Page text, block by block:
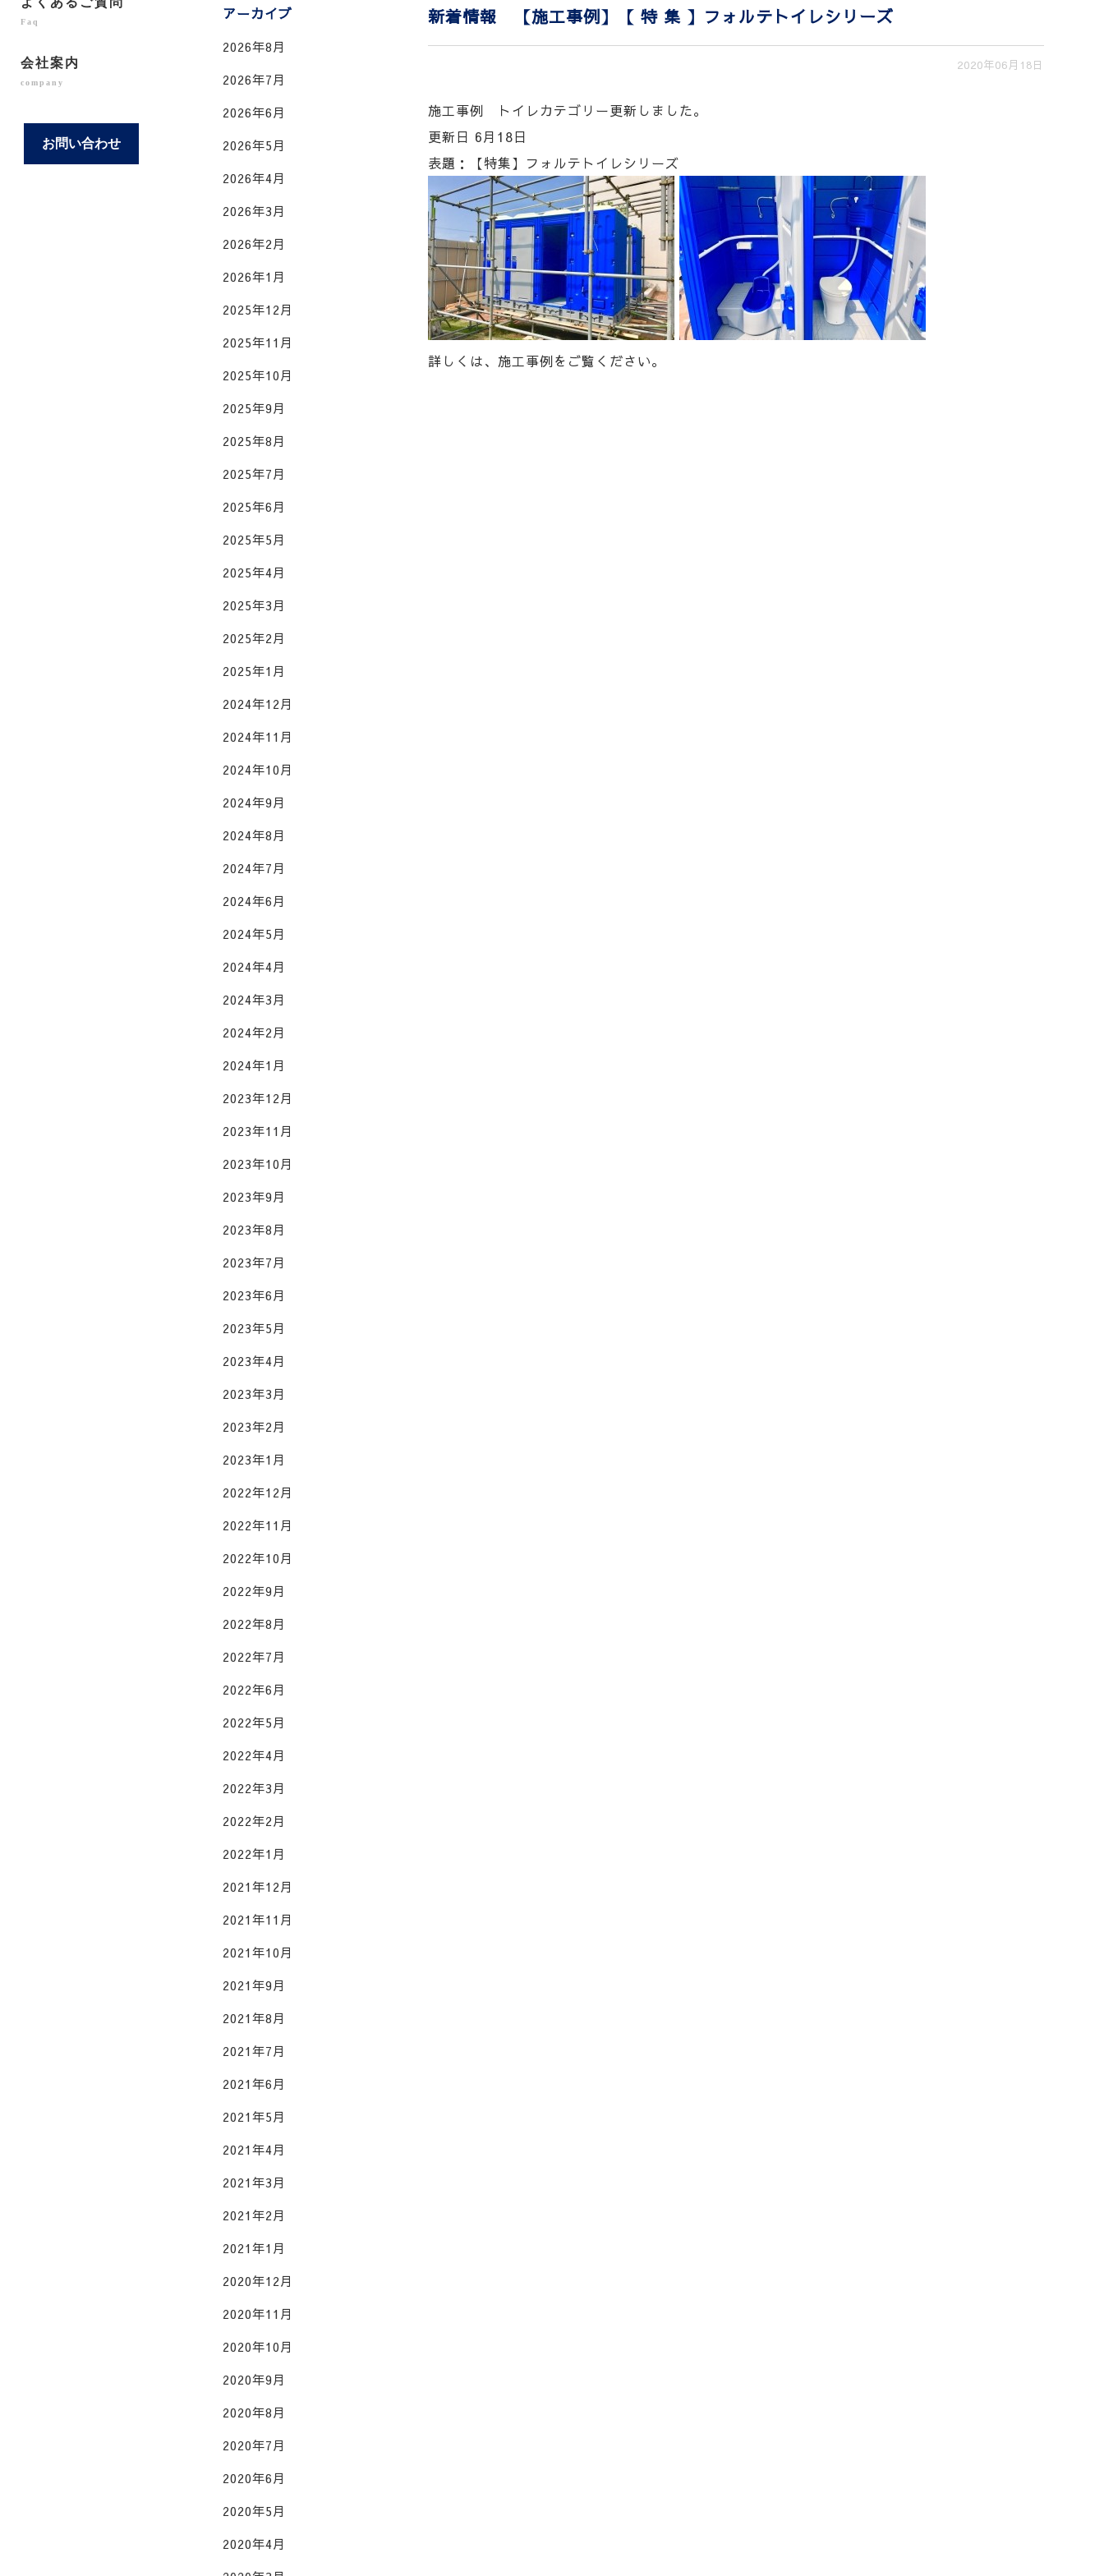
Faq
会社案内
company
お問い合わせ
アーカイブ
2026年8月
2026年7月
2026年6月
2026年5月
2026年4月
2026年3月
2026年2月
2026年1月
2025年12月
2025年11月
2025年10月
2025年9月
2025年8月
2025年7月
2025年6月
2025年5月
2025年4月
2025年3月
2025年2月
2025年1月
2024年12月
2024年11月
2024年10月
2024年9月
2024年8月
2024年7月
2024年6月
2024年5月
2024年4月
2024年3月
2024年2月
2024年1月
2023年12月
2023年11月
2023年10月
2023年9月
2023年8月
2023年7月
2023年6月
2023年5月
2023年4月
2023年3月
2023年2月
2023年1月
2022年12月
2022年11月
2022年10月
2022年9月
2022年8月
2022年7月
2022年6月
2022年5月
2022年4月
2022年3月
2022年2月
2022年1月
2021年12月
2021年11月
2021年10月
2021年9月
2021年8月
2021年7月
2021年6月
2021年5月
2021年4月
2021年3月
2021年2月
2021年1月
2020年12月
2020年11月
2020年10月
2020年9月
2020年8月
2020年7月
2020年6月
2020年5月
2020年4月
新着情報 【施工事例】【 特 集 】フォルテトイレシリーズ
2020年06月18日
施工事例 トイレカテゴリー更新しました。
更新日 6月18日
表題：【特集】フォルテトイレシリーズ
詳しくは、施工事例をご覧ください。